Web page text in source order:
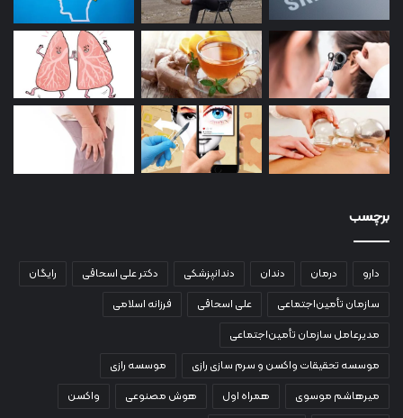
برچسب
دارو درمان دندان دندانپزشکی دکتر علی اسحاقی
رایگان
سازمان تأمین‌اجتماعی
علی اسحاقی
فرزانه اسلامی
مدیرعامل سازمان تأمین‌اجتماعی
موسسه تحقیقات واکسن و سرم سازی رازی
موسسه رازی
میرهاشم موسوی
همراه اول هوش مصنوعی
واکسن